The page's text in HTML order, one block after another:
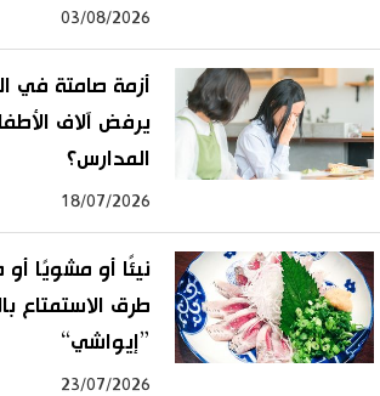
03/08/2026
أزمة صامتة في
يرفض آلاف
المدارس؟
18/07/2026
نيئًا أو مشويًا
طرق الاستمتاع
”إيواشي“
23/07/2026